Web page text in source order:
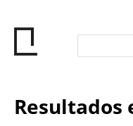
Resultados